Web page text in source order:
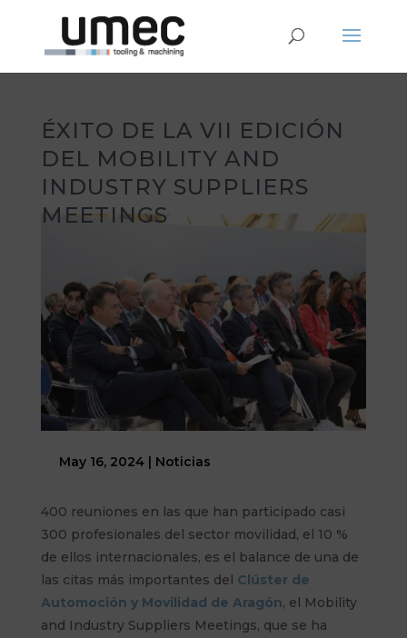
ÉXITO DE LA VII EDICIÓN
DEL MOBILITY AND
INDUSTRY SUPPLIERS
MEETINGS
May 16, 2024| Noticias
400 reuniones en las que han participado casi
300 profesionales del sector movilidad, el 10 %
de ellos internacionales, es el balance de una de
las citas más importantes del Clúster de
Automoción y Movilidad de Aragón, el Mobility
and Industry Suppliers Meetings, que se ha